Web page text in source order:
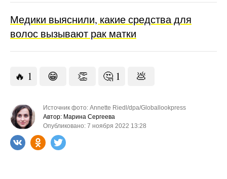
Медики выяснили, какие средства для
волос вызывают рак матки
🔥 1 😁 👏 🤔 1 💩
Источник фото: Annette Riedl/dpa/Globallookpress
Автор: Марина Сергеева
Опубликовано: 7 ноября 2022 13:28